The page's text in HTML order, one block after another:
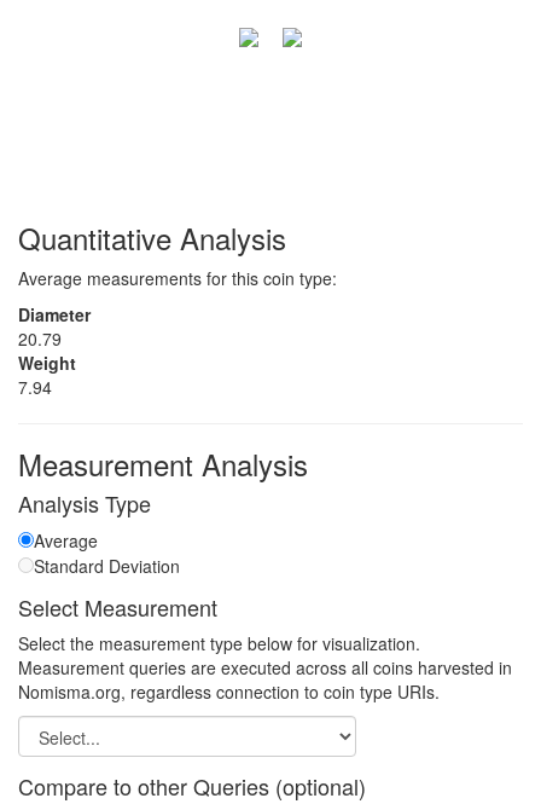
Quantitative Analysis
Average measurements for this coin type:
Diameter
20.79
Weight
7.94
Measurement Analysis
Analysis Type
Average
Standard Deviation
Select Measurement
Select the measurement type below for visualization.
Measurement queries are executed across all coins harvested in
Nomisma.org, regardless connection to coin type URIs.
Compare to other Queries (optional)